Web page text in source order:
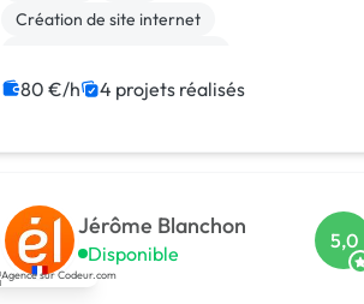
Création de site internet
Experience utilisateur
Gestion site web
Migration ou refonte de site
80 €/h 4 projets réalisés
Jérôme Blanchon
Disponible
5,0